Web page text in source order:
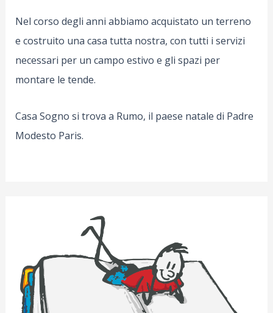
Nel corso degli anni abbiamo acquistato un terreno
e costruito una casa tutta nostra, con tutti i servizi
necessari per un campo estivo e gli spazi per
montare le tende.
Casa Sogno si trova a Rumo, il paese natale di Padre
Modesto Paris.